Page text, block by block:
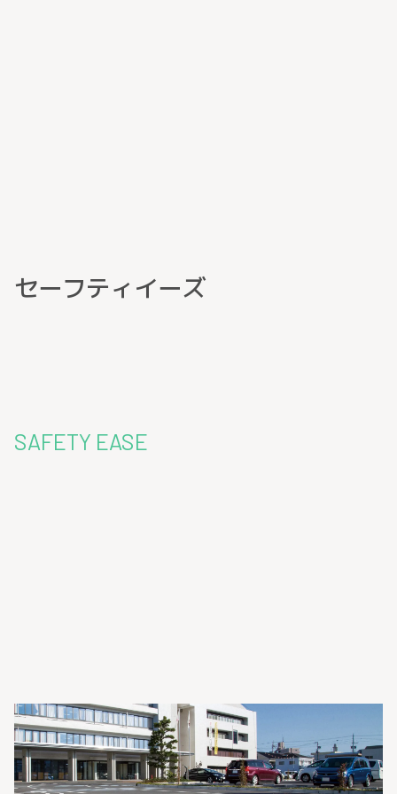
セーフティイーズ
SAFETY EASE